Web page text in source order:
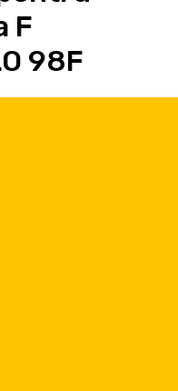
F
98F